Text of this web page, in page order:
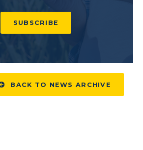
SUBSCRIBE
BACK TO NEWS ARCHIVE